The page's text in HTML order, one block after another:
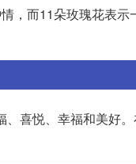
，而11朵玫瑰花表示
喜悦、幸福和美好